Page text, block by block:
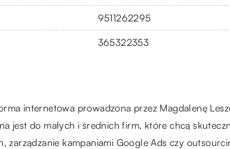
9511262295
365322353
internetowa prowadzona przez Magdalenę
jest do małych i średnich firm, które chcą
zarządzanie kampaniami Google Ads czy